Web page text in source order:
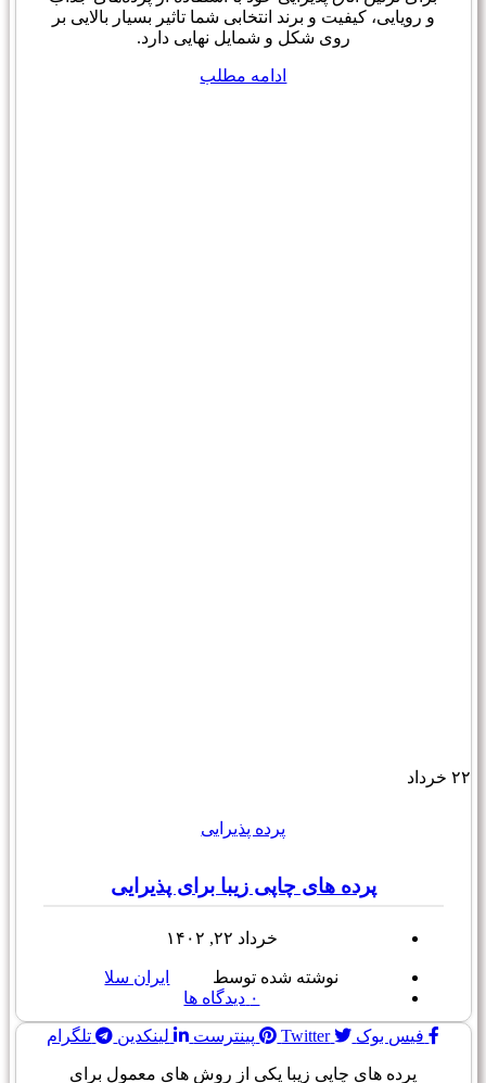
و رویایی، کیفیت و برند انتخابی شما تاثیر بسیار بالایی بر
روی شکل و شمایل نهایی دارد.
ادامه مطلب
۲۲ خرداد
پرده پذیرایی
پرده های چاپی زیبا برای پذیرایی
خرداد ۲۲, ۱۴۰۲
نوشته شده توسط
ایران سلا
۰ دیدگاه ها
فیس بوک Twitter پینترست لینکدین تلگرام
پرده های چاپی زیبا یکی از روش های معمول برای